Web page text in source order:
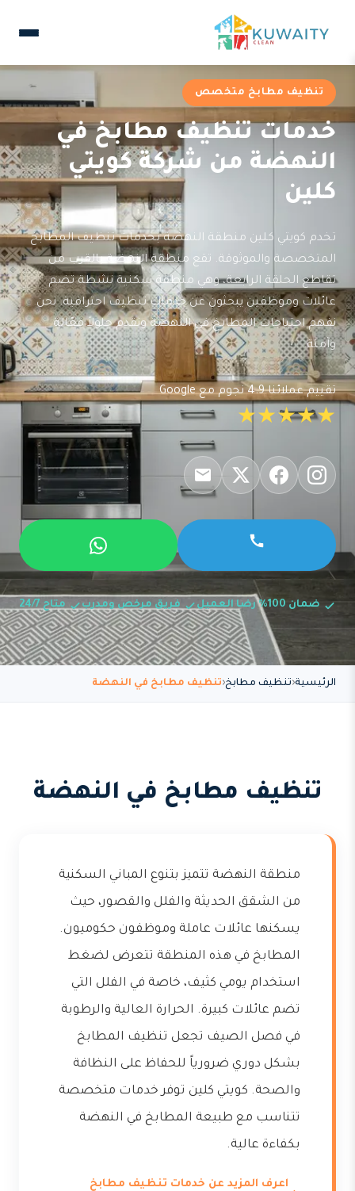
تنظيف مطابخ متخصص
خدمات تنظيف مطابخ في
النهضة من شركة كويتي
كلين
تخدم كويتي كلين منطقة النهضة بخدمات تنظيف المطابخ
المتخصصة والموثوقة. تقع منطقة النهضة بالقرب من
تقاطع الحلقة الرابعة، وهي منطقة سكنية نشطة تضم
عائلات وموظفين يبحثون عن خدمات تنظيف احترافية. نحن
نفهم احتياجات المطابخ في النهضة ونقدم حلولاً فعّالة
وآمنة.
تقييم عملائنا 4.9 نجوم مع Google
★★★★★
ضمان 100% رضا العميل فريق مرخص ومدرب متاح 24/7
الرئيسية تنظيف مطابخ تنظيف مطابخ في النهضة
تنظيف مطابخ في النهضة
منطقة النهضة تتميز بتنوع المباني السكنية
من الشقق الحديثة والفلل والقصور، حيث
يسكنها عائلات عاملة وموظفون حكوميون.
المطابخ في هذه المنطقة تتعرض لضغط
استخدام يومي كثيف، خاصة في الفلل التي
تضم عائلات كبيرة. الحرارة العالية والرطوبة
في فصل الصيف تجعل تنظيف المطابخ
بشكل دوري ضرورياً للحفاظ على النظافة
والصحة. كويتي كلين توفر خدمات متخصصة
تتناسب مع طبيعة المطابخ في النهضة
بكفاءة عالية.
اعرف المزيد عن خدمات تنظيف مطابخ